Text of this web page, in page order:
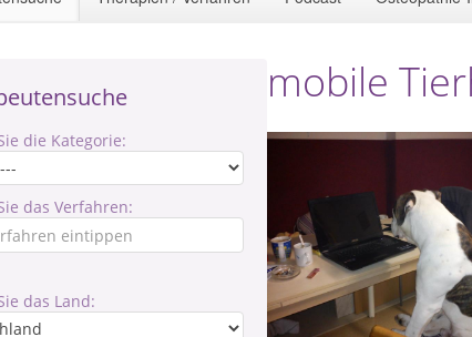
die Kategorie:
das Verfahren:
das Land:
mobile